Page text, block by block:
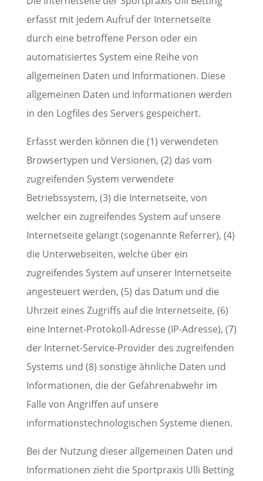
erfasst mit jedem Aufruf der Internetseite
durch eine betroffene Person oder ein
automatisiertes System eine Reihe von
allgemeinen Daten und Informationen. Diese
allgemeinen Daten und Informationen werden
in den Logfiles des Servers gespeichert.
Erfasst werden können die (1) verwendeten
Browsertypen und Versionen, (2) das vom
zugreifenden System verwendete
Betriebssystem, (3) die Internetseite, von
welcher ein zugreifendes System auf unsere
Internetseite gelangt (sogenannte Referrer), (4)
die Unterwebseiten, welche über ein
zugreifendes System auf unserer Internetseite
angesteuert werden, (5) das Datum und die
Uhrzeit eines Zugriffs auf die Internetseite, (6)
eine Internet-Protokoll-Adresse (IP-Adresse), (7)
der Internet-Service-Provider des zugreifenden
Systems und (8) sonstige ähnliche Daten und
Informationen, die der Gefahrenabwehr im
Falle von Angriffen auf unsere
informationstechnologischen Systeme dienen.
Bei der Nutzung dieser allgemeinen Daten und
Informationen zieht die Sportpraxis Ulli Betting